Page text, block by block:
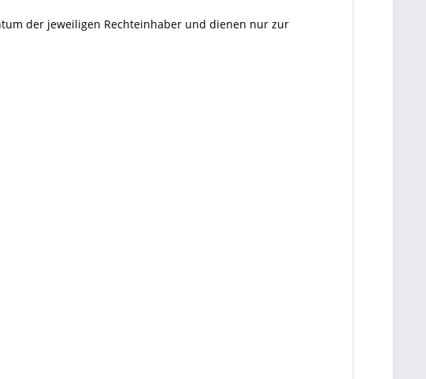
der jeweiligen Rechteinhaber und dienen nur zur